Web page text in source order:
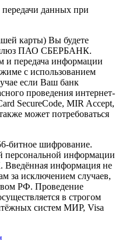
передачи данных при
карты) Вы будете
шлюз ПАО СБЕРБАНК.
передача информации
с использованием
если Ваш банк
проведения интернет-
SecureCode, MIR Accept,
может потребоваться
битное шифрование.
персональной информации
информация не
за исключением случаев,
РФ. Проведение
в строгом
систем МИР, Visa